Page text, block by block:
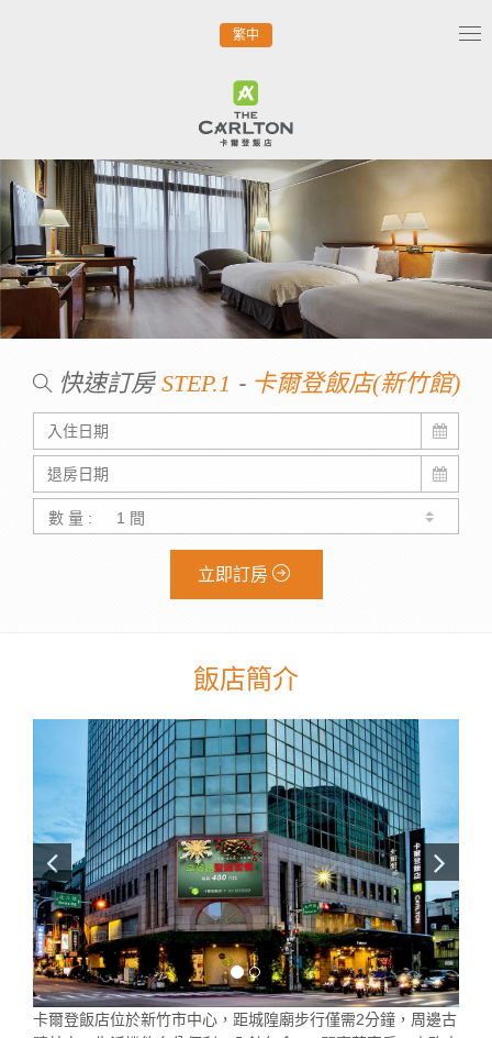
繁中
快速訂房 STEP.1 - 卡爾登飯店(新竹館)
數 量 :
立即訂房
飯店簡介
卡爾登飯店位於新竹市中心，距城隍廟步行僅需2分鐘，周邊古